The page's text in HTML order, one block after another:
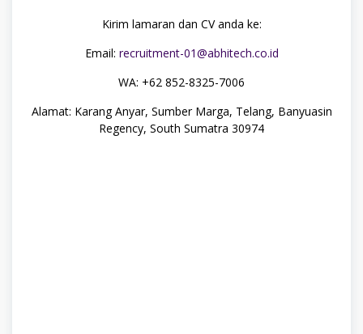
Kirim lamaran dan CV anda ke:
Email: recruitment-01@abhitech.co.id
WA: +62 852-8325-7006
Alamat: Karang Anyar, Sumber Marga, Telang, Banyuasin
Regency, South Sumatra 30974